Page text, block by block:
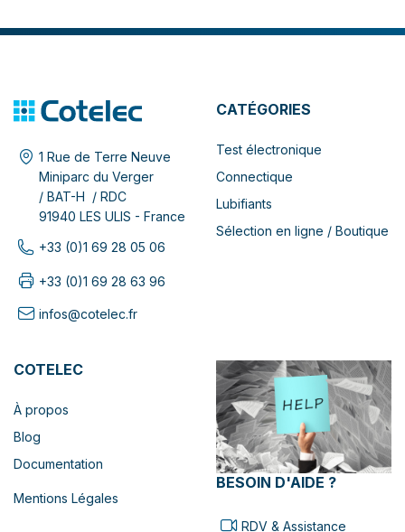
1 Rue de Terre Neuve
Miniparc du Verger
/ BAT-H / RDC
91940 LES ULIS - France
+33 (0)1 69 28 05 06
+33 (0)1 69 28 63 96
infos@cotelec.fr
CATÉGORIES
Test électronique
Connectique
Lubifiants
Sélection en ligne / Boutique
COTELEC
À propos
Blog
Documentation
Mentions Légales
BESOIN D'AIDE ?
RDV & Assistance